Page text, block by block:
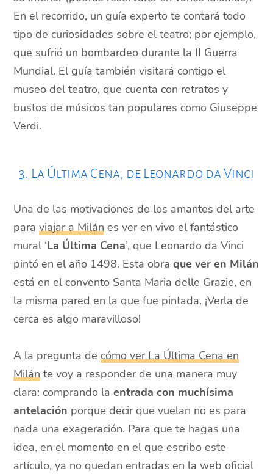
En el recorrido, un guía experto te contará todo
tipo de curiosidades sobre el teatro; por ejemplo,
que sufrió un bombardeo durante la II Guerra
Mundial. El guía también visitará contigo el
museo del teatro, que cuenta con retratos y
bustos de músicos tan populares como Giuseppe
Verdi.
3. La Última Cena, de Leonardo da Vinci
Una de las motivaciones de los amantes del arte
paraviajar a Milán es ver en vivo el fantástico
mural ‘La Última Cena’, que Leonardo da Vinci
pintó en el año 1498. Esta obraque ver en Milán
está en el convento Santa Maria delle Grazie, en
la misma pared en la que fue pintada. ¡Verla de
cerca es algo maravilloso!
A la pregunta decómo ver La Última Cena en
Milán te voy a responder de una manera muy
clara: comprando laentrada con muchísima
antelación porque decir que vuelan no es para
nada una exageración. Para que te hagas una
idea, en el momento en el que escribo este
artículo, ya no quedan entradas en la web oficial